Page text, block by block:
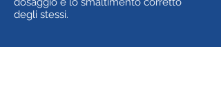
degli stessi.